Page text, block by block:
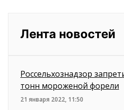
Лента новостей
Россельхознадзор
тонн мороженой форели
21 января 2022, 11:50